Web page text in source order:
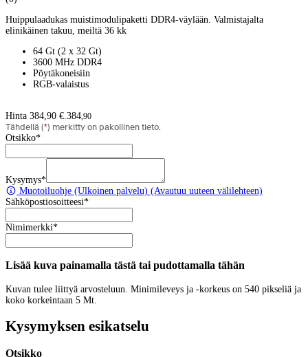
Huippulaadukas muistimodulipaketti DDR4-väylään. Valmistajalta
elinikäinen takuu, meiltä 36 kk
64 Gt (2 x 32 Gt)
3600 MHz DDR4
Pöytäkoneisiin
RGB-valaistus
Hinta 384,90 €. 384,90
Tähdellä (*) merkitty on pakollinen tieto.
Otsikko*
Kysymys*
Muotoiluohje (Ulkoinen palvelu) (Avautuu uuteen välilehteen)
Sähköpostiosoitteesi*
Nimimerkki*
Lisää kuva painamalla tästä tai pudottamalla tähän
Kuvan tulee liittyä arvosteluun. Minimileveys ja -korkeus on 540 pikseliä ja
koko korkeintaan 5 Mt.
Kysymyksen esikatselu
Otsikko